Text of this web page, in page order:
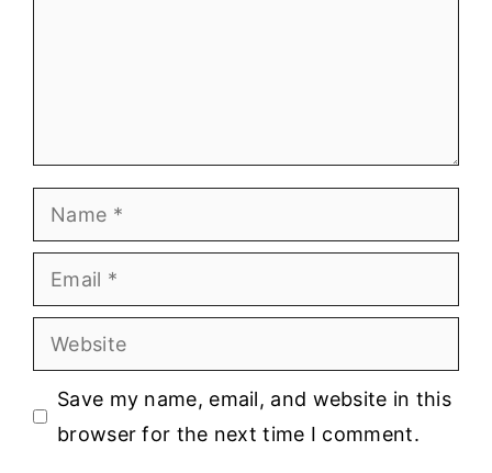
Name
Email
Website
Save my name, email, and website in this
browser for the next time I comment.